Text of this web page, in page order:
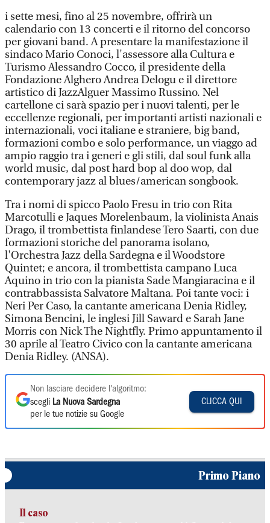
i sette mesi, fino al 25 novembre, offrirà un
calendario con 13 concerti e il ritorno del concorso
per giovani band. A presentare la manifestazione il
sindaco Mario Conoci, l'assessore alla Cultura e
Turismo Alessandro Cocco, il presidente della
Fondazione Alghero Andrea Delogu e il direttore
artistico di JazzAlguer Massimo Russino. Nel
cartellone ci sarà spazio per i nuovi talenti, per le
eccellenze regionali, per importanti artisti nazionali e
internazionali, voci italiane e straniere, big band,
formazioni combo e solo performance, un viaggo ad
ampio raggio tra i generi e gli stili, dal soul funk alla
world music, dal post hard bop al doo wop, dal
contemporary jazz al blues/american songbook.
Tra i nomi di spicco Paolo Fresu in trio con Rita
Marcotulli e Jaques Morelenbaum, la violinista Anais
Drago, il trombettista finlandese Tero Saarti, con due
formazioni storiche del panorama isolano,
l'Orchestra Jazz della Sardegna e il Woodstore
Quintet; e ancora, il trombettista campano Luca
Aquino in trio con la pianista Sade Mangiaracina e il
contrabbassista Salvatore Maltana. Poi tante voci: i
Neri Per Caso, la cantante americana Denia Ridley,
Simona Bencini, le inglesi Jill Saward e Sarah Jane
Morris con Nick The Nightfly. Primo appuntamento il
30 aprile al Teatro Civico con la cantante americana
Denia Ridley. (ANSA).
Non lasciare decidere l'algoritmo:
scegli La Nuova Sardegna
per le tue notizie su Google
CLICCA QUI
Primo Piano
Il caso